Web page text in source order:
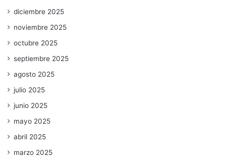
diciembre 2025
noviembre 2025
octubre 2025
septiembre 2025
agosto 2025
julio 2025
junio 2025
mayo 2025
abril 2025
marzo 2025